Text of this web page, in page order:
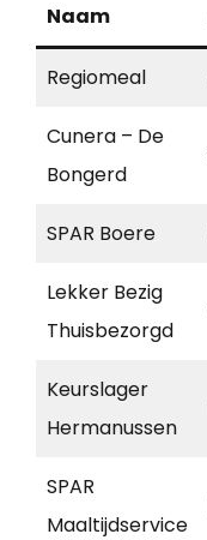
Naam
Regiomeal
Cunera – De
Bongerd
SPAR Boere
Lekker Bezig
Thuisbezorgd
Keurslager
Hermanussen
SPAR
Maaltijdservice